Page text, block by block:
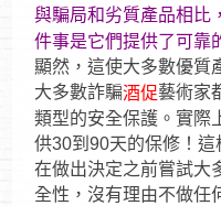
與騙局和劣質產品相比
件事是它們提供了可靠
顯然，這使大多數優質
大多數詐騙酒促藝術家
類型的安全保護。實際
供30到90天的保修！
在做出決定之前嘗試大
全性，沒有理由不做任